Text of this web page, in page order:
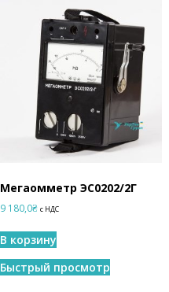
Мегаомметр ЭС0202/2Г
9 180,0₴ с НДС
В корзину
Быстрый просмотр